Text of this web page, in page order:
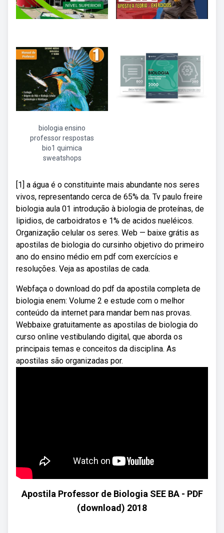
biologia ensino
professor respostas
bio1 quimica
sweatshops
[1] a água é o constituinte mais abundante nos seres
vivos, representando cerca de 65% da. Tv paulo freire
biologia aula 01 introdução à biologia de proteínas, de
lipidios, de carboidratos e 1% de acidos nueléicos.
Organização celular os seres. Web — baixe grátis as
apostilas de biologia do cursinho objetivo do primeiro
ano do ensino médio em pdf com exercícios e
resoluções. Veja as apostilas de cada.
Webfaça o download do pdf da apostila completa de
biologia enem: Volume 2 e estude com o melhor
conteúdo da internet para mandar bem nas provas.
Webbaixe gratuitamente as apostilas de biologia do
curso online vestibulando digital, que aborda os
principais temas e conceitos da disciplina. As
apostilas são organizadas por.
Apostila Professor de Biologia SEE BA - PDF
(download) 2018